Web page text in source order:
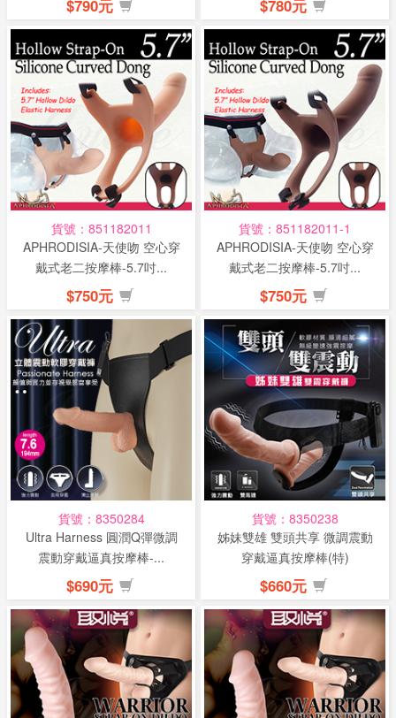
$790元 $780元
貨號：851182011
APHRODISIA-天使吻 空心穿
戴式老二按摩棒-5.7吋...
$750元
貨號：851182011-1
APHRODISIA-天使吻 空心穿
戴式老二按摩棒-5.7吋...
$750元
貨號：8350284
Ultra Harness 圓潤Q彈微調
震動穿戴逼真按摩棒-...
$690元
貨號：8350238
姊妹雙雄 雙頭共享 微調震動
穿戴逼真按摩棒(特)
$660元